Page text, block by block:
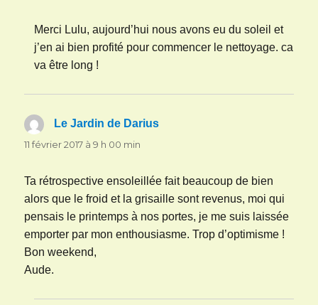
Merci Lulu, aujourd’hui nous avons eu du soleil et
j’en ai bien profité pour commencer le nettoyage. ca
va être long !
Le Jardin de Darius
11 février 2017 à 9 h 00 min
Ta rétrospective ensoleillée fait beaucoup de bien
alors que le froid et la grisaille sont revenus, moi qui
pensais le printemps à nos portes, je me suis laissée
emporter par mon enthousiasme. Trop d’optimisme !
Bon weekend,
Aude.